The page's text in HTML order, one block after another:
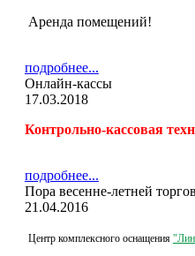
Аренда помещений!
подробнее...
Онлайн-кассы
17.03.2018
Контрольно-кассовая
подробнее...
Пора весенне-летней
21.04.2016
Центр комплексного оснащения "Л